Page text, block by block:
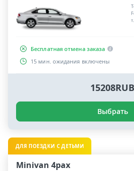
Бесплатная отмена заказа
15 мин. ожидания включены
15208RUB
Выбрать
ДЛЯ ПОЕЗДКИ С ДЕТЬМИ
Minivan 4pax